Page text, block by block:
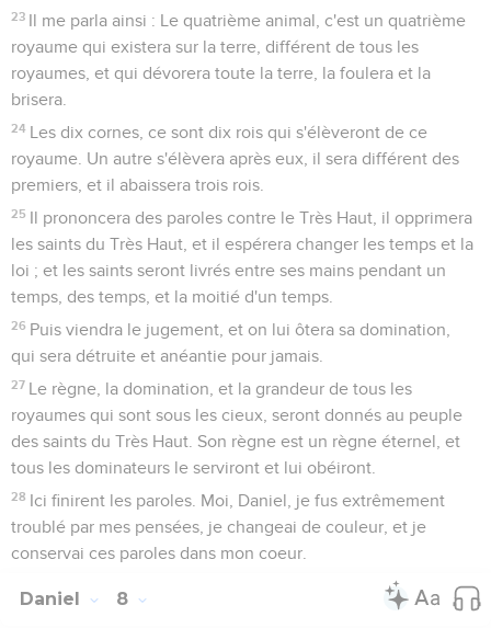
23 Il me parla ainsi : Le quatrième animal, c'est un quatrième
royaume qui existera sur la terre, différent de tous les
royaumes, et qui dévorera toute la terre, la foulera et la
brisera.
24 Les dix cornes, ce sont dix rois qui s'élèveront de ce
royaume. Un autre s'élèvera après eux, il sera différent des
premiers, et il abaissera trois rois.
25 Il prononcera des paroles contre le Très Haut, il opprimera
les saints du Très Haut, et il espérera changer les temps et la
loi ; et les saints seront livrés entre ses mains pendant un
temps, des temps, et la moitié d'un temps.
26 Puis viendra le jugement, et on lui ôtera sa domination,
qui sera détruite et anéantie pour jamais.
27 Le règne, la domination, et la grandeur de tous les
royaumes qui sont sous les cieux, seront donnés au peuple
des saints du Très Haut. Son règne est un règne éternel, et
tous les dominateurs le serviront et lui obéiront.
28 Ici finirent les paroles. Moi, Daniel, je fus extrêmement
troublé par mes pensées, je changeai de couleur, et je
conservai ces paroles dans mon coeur.
Daniel 8